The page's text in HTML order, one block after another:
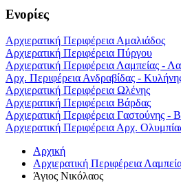
Ενορίες
Αρχιερατική Περιφέρεια Αμαλιάδος
Αρχιερατική Περιφέρεια Πύργου
Αρχιερατική Περιφέρεια Λαμπείας -
Αρχ. Περιφέρεια Ανδραβίδας -
Αρχιερατική Περιφέρεια Ωλένης
Αρχιερατική Περιφέρεια Βάρδας
Αρχιερατική Περιφέρεια Γαστούνης -
Αρχιερατική Περιφέρεια Αρχ.
Αρχική
Αρχιερατική Περιφέρεια
Άγιος Νικόλαος